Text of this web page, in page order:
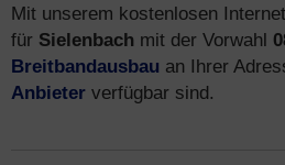
Mit unserem kostenlosen
für Sielenbach mit der Vorwahl
Breitbandausbau an Ihrer
Anbieter verfügbar sind.